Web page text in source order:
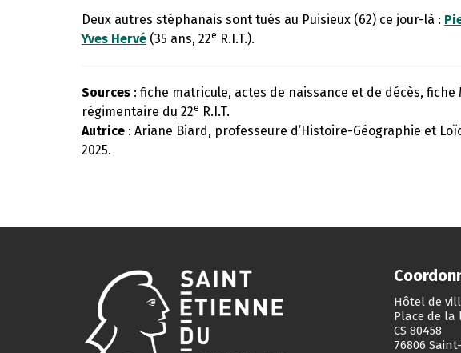
Deux autres stéphanais sont tués au Puisieux (62) ce jour-là :
Yves Hervé (35 ans, 22e R.I.T.).
Sources : fiche matricule, actes de naissance et de décès, fiche
régimentaire du 22e R.I.T.
Autrice : Ariane Biard, professeure d’Histoire-Géographie et Loïc
2025.
Hôtel de
Place de la
CS 80458
76806